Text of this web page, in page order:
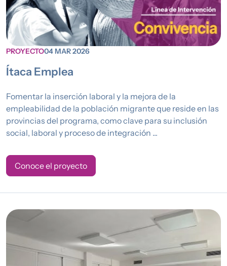
PROYECTO04 MAR 2026
Ítaca Emplea
Fomentar la inserción laboral y la mejora de la
empleabilidad de la población migrante que reside en las
provincias del programa, como clave para su inclusión
social, laboral y proceso de integración ...
Conoce el proyecto